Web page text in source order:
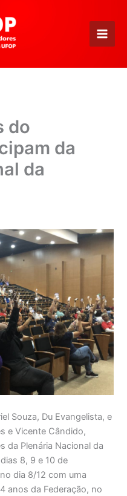
do
da
da
Souza, Du Evangelista, e
e Vicente Cândido,
da Plenária Nacional da
8, 9 e 10 de
dia 8/12 com uma
anos da Federação, no